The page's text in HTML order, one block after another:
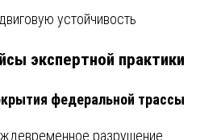
устойчивость
экспертной практики
федеральной трассы
разрушение